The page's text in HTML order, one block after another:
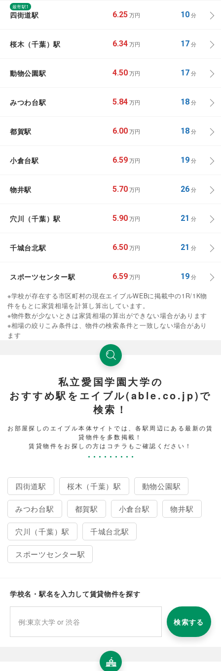
最寄駅1
四街道駅 6.25 万円 10分
桜木（千葉）駅 6.34 万円 17分
動物公園駅 4.50 万円 17分
みつわ台駅 5.84 万円 18分
都賀駅 6.00 万円 18分
小倉台駅 6.59 万円 19分
物井駅 5.70 万円 26分
穴川（千葉）駅 5.90 万円 21 分
千城台北駅 6.50 万円 21 分
スポーツセンター駅 6.59 万円 19分
※学校が存在する市区町村の現在エイブルWEBに掲載中の1R/1K物
件をもとに家賃相場を計算し算出しています。
※物件数が少ないときは家賃相場の算出ができない場合があります
※相場の絞りこみ条件は、物件の検索条件と一致しない場合があり
ます
私立愛国学園大学の
おすすめ駅をエイブル(able.co.jp)で
検索！
お部屋探しのエイブル本体サイトでは、各駅周辺にある最新の賃
貸物件を多数掲載！
賃貸物件をお探しの方はコチラもご確認ください！
四街道駅 桜木（千葉）駅 動物公園駅
みつわ台駅 都賀駅 小倉台駅 物井駅
穴川（千葉）駅 千城台北駅
スポーツセンター駅
学校名・駅名を入力して賃貸物件を探す
検索する